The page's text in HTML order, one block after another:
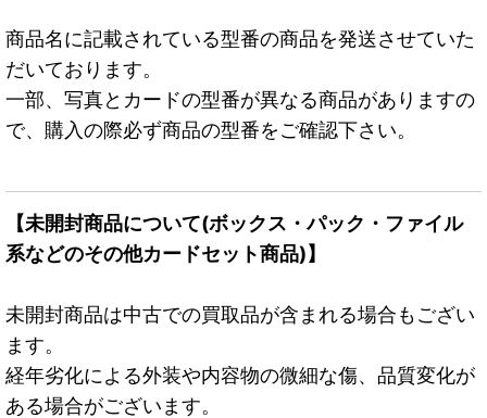
商品名に記載されている型番の商品を発送させていた
だいております。
一部、写真とカードの型番が異なる商品がありますの
で、購入の際必ず商品の型番をご確認下さい。
【未開封商品について(ボックス・パック・ファイル
系などのその他カードセット商品)】
未開封商品は中古での買取品が含まれる場合もござい
ます。
経年劣化による外装や内容物の微細な傷、品質変化が
ある場合がございます。